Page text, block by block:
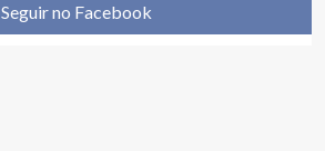
Seguir no Facebook